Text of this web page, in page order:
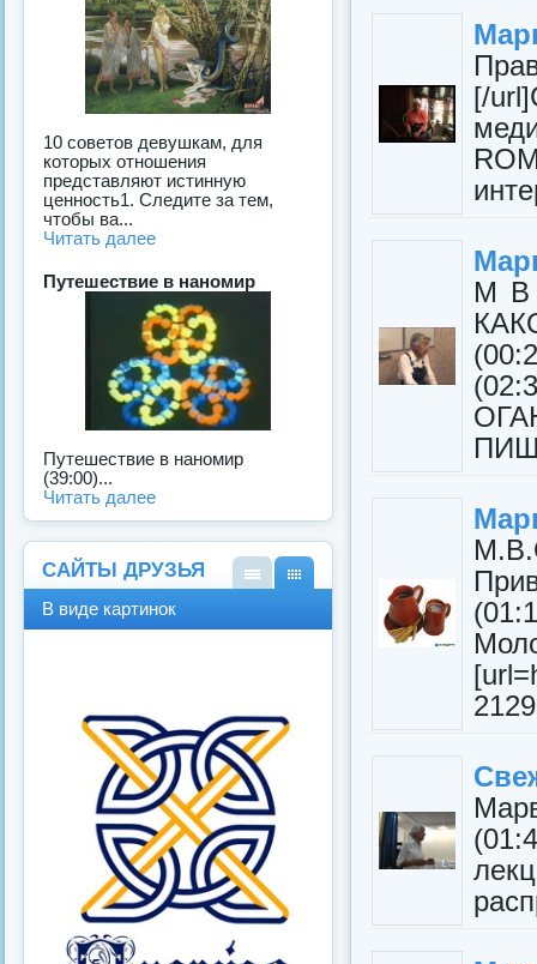
[/
М В
10 советов девушкам, для
которых отношения
представляют истинную
ценность1. Следите за тем,
чтобы ва...
Читать далее
Путешествие в наномир
Путешествие в наномир
(39:00)...
Читать далее
САЙТЫ ДРУЗЬЯ
В виде картинок